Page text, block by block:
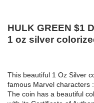
HULK GREEN $1
1 oz silver
This beautiful 1 Oz Silver
famous Marvel characters
The coin has a beautiful